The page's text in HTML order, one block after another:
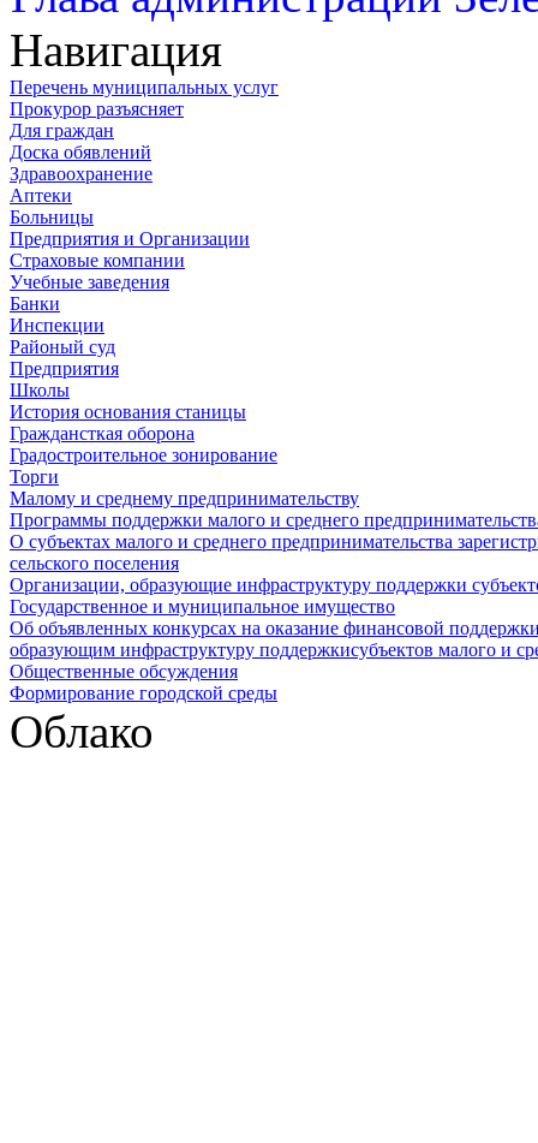
Навигация
Перечень муниципальных услуг
Прокурор разъясняет
Для граждан
Доска обявлений
Здравоохранение
Аптеки
Больницы
Предприятия и Организации
Страховые компании
Учебные заведения
Банки
Инспекции
Районый суд
Предприятия
Школы
История основания станицы
Граждансткая оборона
Градостроительное зонирование
Торги
Малому и среднему предпринимательству
Программы поддержки малого и среднего
О субъектах малого и среднего предпринимательства
сельского поселения
Организации, образующие инфраструктуру поддержки
Государственное и муниципальное имущество
Об объявленных конкурсах на оказание финансовой
образующим инфраструктуру поддержкисубъектов малого и
Общественные обсуждения
Формирование городской среды
Облако